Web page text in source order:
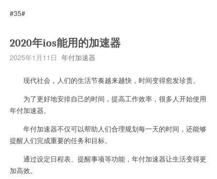
#35#
2020年ios能用的加速器
2025年1月11日 年付加速器
现代社会，人们的生活节奏越来越快，时间变得愈发珍贵。
为了更好地安排自己的时间，提高工作效率，很多人开始使用
年付加速器。
年付加速器不仅可以帮助人们合理规划每一天的时间，还能够
提醒人们完成重要的任务和目标。
通过设定日程表、提醒事项等功能，年付加速器让生活变得更
加高效。